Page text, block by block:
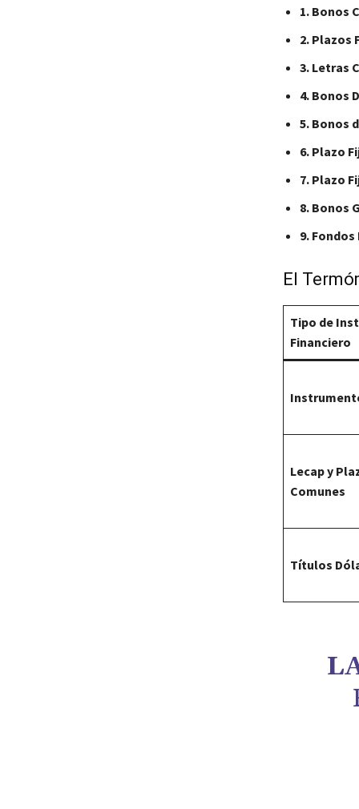
1. Bonos
2. Plazos
3. Letras
4. Bonos
5. Bonos
6. Plazo
7. Plazo
8. Bonos
9.
El
Tipo de
Financiero
Lecap y
Comunes
Títulos